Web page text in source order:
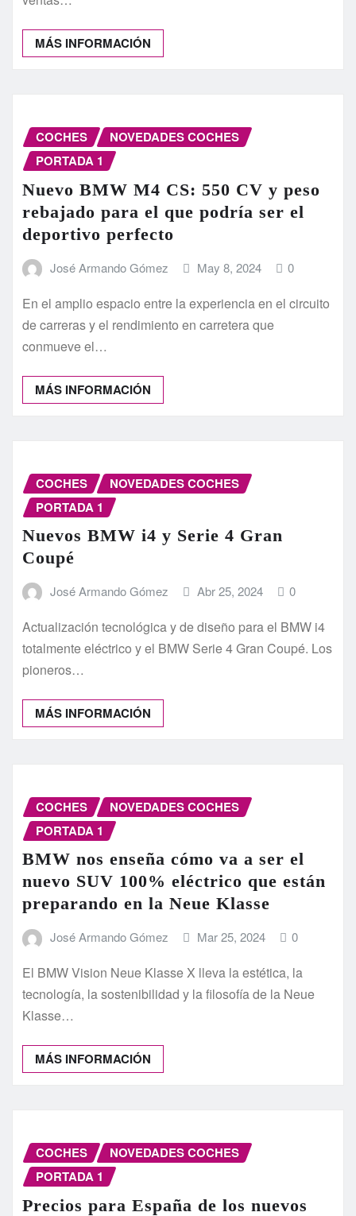
MÁS INFORMACIÓN
COCHES
NOVEDADES COCHES
PORTADA 1
Nuevo BMW M4 CS: 550 CV y peso
rebajado para el que podría ser el
deportivo perfecto
José Armando Gómez May 8, 2024 0
En el amplio espacio entre la experiencia en el circuito
de carreras y el rendimiento en carretera que
conmueve el…
MÁS INFORMACIÓN
COCHES
NOVEDADES COCHES
PORTADA 1
Nuevos BMW i4 y Serie 4 Gran
Coupé
José Armando Gómez Abr 25, 2024 0
Actualización tecnológica y de diseño para el BMW i4
totalmente eléctrico y el BMW Serie 4 Gran Coupé. Los
pioneros…
MÁS INFORMACIÓN
COCHES
NOVEDADES COCHES
PORTADA 1
BMW nos enseña cómo va a ser el
nuevo SUV 100% eléctrico que están
preparando en la Neue Klasse
José Armando Gómez Mar 25, 2024 0
El BMW Vision Neue Klasse X lleva la estética, la
tecnología, la sostenibilidad y la filosofía de la Neue
Klasse…
MÁS INFORMACIÓN
COCHES
NOVEDADES COCHES
PORTADA 1
Precios para España de los nuevos